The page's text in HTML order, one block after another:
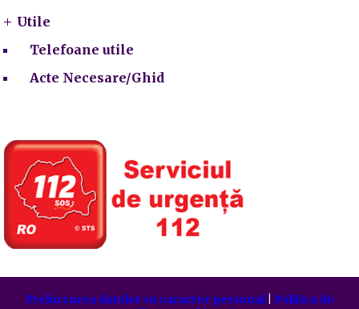
Utile
Telefoane utile
Acte Necesare/Ghid
Prelucrarea datelor cu caracter personal| Politica de